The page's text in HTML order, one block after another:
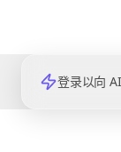
登录以向